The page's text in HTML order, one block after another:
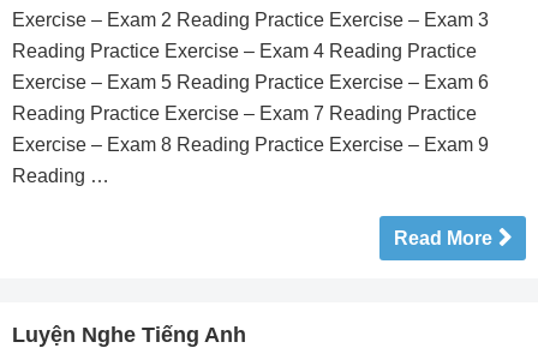
Exercise – Exam 2 Reading Practice Exercise – Exam 3
Reading Practice Exercise – Exam 4 Reading Practice
Exercise – Exam 5 Reading Practice Exercise – Exam 6
Reading Practice Exercise – Exam 7 Reading Practice
Exercise – Exam 8 Reading Practice Exercise – Exam 9
Reading …
Read More
Luyện Nghe Tiếng Anh